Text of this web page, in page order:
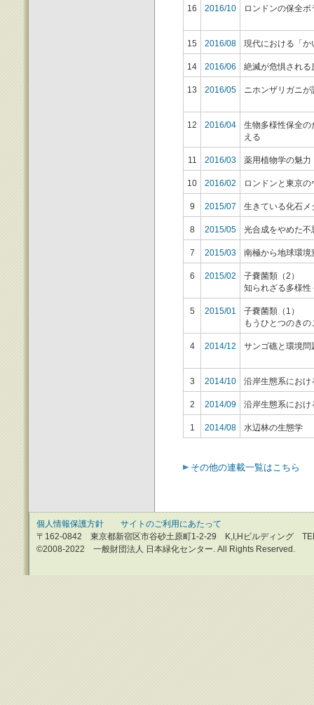
16 2016/10 ロンドンの保全
15 2016/08 現代における「か
14 2016/06 絶滅が危惧され
13 2016/05 ニホンザリガニ
12 2016/04
生物多様性保全
える
11 2016/03 薬用植物学の魅力
10 2016/02 ロンドンと東京の
9 2015/07 生きている化石
8 2015/05 光合成をやめた
7 2015/03 南極から地球環境
6 2015/02
子嚢菌類（2）
知られざる多様
5 2015/01
子嚢菌類（1）
もうひとつのきの
4 2014/12 サンゴ礁と環境問
3 2014/10 沿岸生態系にお
2 2014/09 沿岸生態系にお
1 2014/08 水辺林の生態学
その他の連載一覧はこちら
個人情報保護方針
サイトのご利用にあたって
〒162-0842 東京都新宿区市谷砂土原町1-2-29 K,I,Hビルディング
©2008-2022 一般財団法人 日本緑化センター. All Rights Reserved.